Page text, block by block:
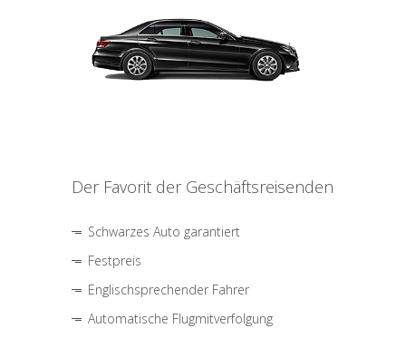
Der Favorit der Geschäftsreisenden
Schwarzes Auto garantiert
Festpreis
Englischsprechender Fahrer
Automatische Flugmitverfolgung